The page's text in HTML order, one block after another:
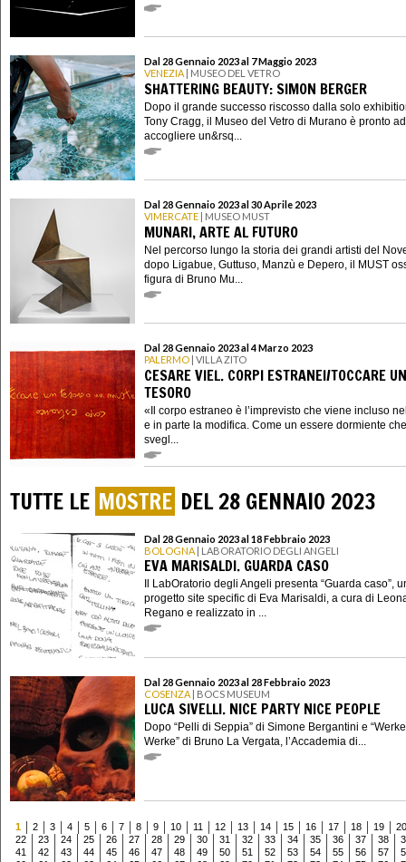
Dal 28 Gennaio 2023 al 7 Maggio 2023
VENEZIA | MUSEO DEL VETRO
SHATTERING BEAUTY: SIMON BERGER
Dopo il grande successo riscosso dalla solo
Tony Cragg, il Museo del Vetro di Murano è pronto ad
accogliere un&rsq...
Dal 28 Gennaio 2023 al 30 Aprile 2023
VIMERCATE | MUSEO MUST
MUNARI, ARTE AL FUTURO
Nel percorso lungo la storia dei grandi artisti del
dopo Ligabue, Guttuso, Manzù e Depero, il MUST
figura di Bruno Mu...
Dal 28 Gennaio 2023 al 4 Marzo 2023
PALERMO | VILLA ZITO
CESARE VIEL. CORPI ESTRANEI/TOCCARE UN
TESORO
«Il corpo estraneo è l’imprevisto che viene incluso
e in parte la modifica. Come un essere dormiente
svegl...
TUTTE LE MOSTRE DEL 28 GENNAIO 2023
Dal 28 Gennaio 2023 al 18 Febbraio 2023
BOLOGNA | LABORATORIO DEGLI ANGELI
EVA MARISALDI. GUARDA CASO
Il LabOratorio degli Angeli presenta “Guarda caso”,
progetto site specific di Eva Marisaldi, a cura di
Regano e realizzato in ...
Dal 28 Gennaio 2023 al 28 Febbraio 2023
COSENZA | BOCS MUSEUM
LUCA SIVELLI. NICE PARTY NICE PEOPLE
Dopo “Pelli di Seppia” di Simone Bergantini e
Werke” di Bruno La Vergata, l’Accademia di...
1 2 3 4 5 6 7 8 9 10 11 12 13 14 15 16 17 18 19
20
22
23 24 25 26 27 28 29 30 31 32 33 34 35 36 37 38
41
42 43 44 45 46 47 48 49 50 51 52 53 54 55 56 57